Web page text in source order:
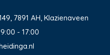
7891 AH, Klazienaveen
- 17:00